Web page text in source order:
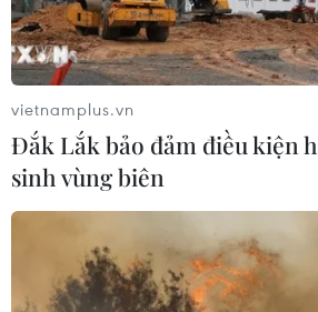
vietnamplus.vn
Đắk Lắk bảo đảm điều kiện
sinh vùng biên